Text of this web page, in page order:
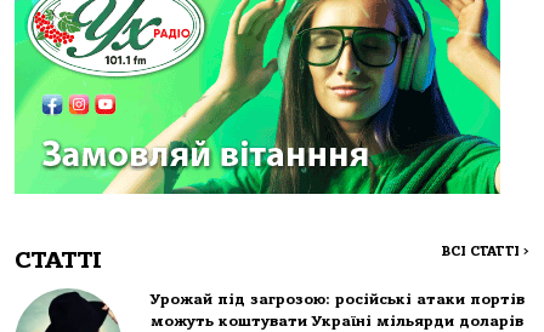
СТАТТІ ВСІ СТАТТІ >
Урожай під загрозою: російські атаки портів
можуть коштувати Україні мільярди доларів